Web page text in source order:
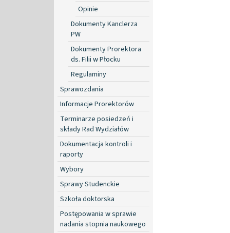
Opinie
Dokumenty Kanclerza
PW
Dokumenty Prorektora
ds. Filii w Płocku
Regulaminy
Sprawozdania
Informacje Prorektorów
Terminarze posiedzeń i
składy Rad Wydziałów
Dokumentacja kontroli i
raporty
Wybory
Sprawy Studenckie
Szkoła doktorska
Postępowania w sprawie
nadania stopnia naukowego